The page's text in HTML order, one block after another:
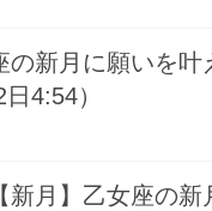
の新月に願いを叶
4:54）
【新月】乙女座の